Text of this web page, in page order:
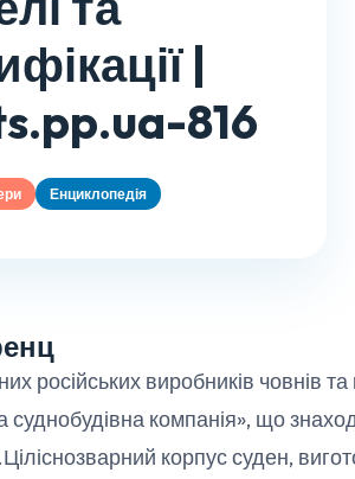
|
816
Енциклопедія
російських виробників човнів та
суднобудівна компанія», що
корпус суден,